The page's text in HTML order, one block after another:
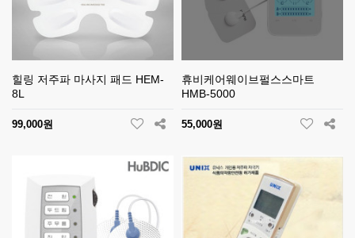
힐링 저주파 마사지 패드 HEM-
8L
99,000원
휴비케어웨이브펄스스마트
HMB-5000
55,000원